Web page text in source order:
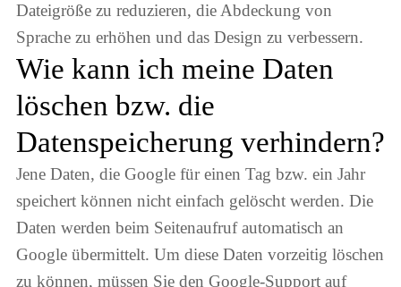
Dateigröße zu reduzieren, die Abdeckung von
Sprache zu erhöhen und das Design zu verbessern.
Wie kann ich meine Daten
löschen bzw. die
Datenspeicherung verhindern?
Jene Daten, die Google für einen Tag bzw. ein Jahr
speichert können nicht einfach gelöscht werden. Die
Daten werden beim Seitenaufruf automatisch an
Google übermittelt. Um diese Daten vorzeitig löschen
zu können, müssen Sie den Google-Support auf